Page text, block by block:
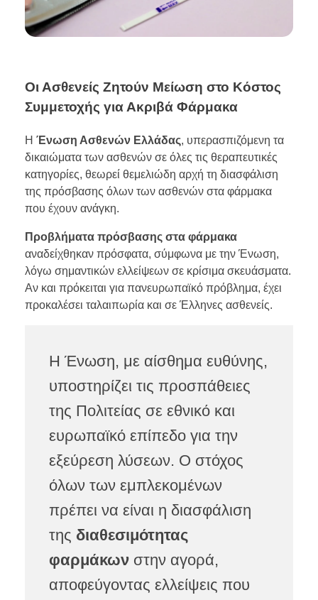
Οι Ασθενείς Ζητούν Μείωση στο Κόστος
Συμμετοχής για Ακριβά Φάρμακα
Η Ένωση Ασθενών Ελλάδας, υπερασπιζόμενη τα
δικαιώματα των ασθενών σε όλες τις θεραπευτικές
κατηγορίες, θεωρεί θεμελιώδη αρχή τη διασφάλιση
της πρόσβασης όλων των ασθενών στα φάρμακα
που έχουν ανάγκη.
Προβλήματα πρόσβασης στα φάρμακα
αναδείχθηκαν πρόσφατα, σύμφωνα με την Ένωση,
λόγω σημαντικών ελλείψεων σε κρίσιμα σκευάσματα.
Αν και πρόκειται για πανευρωπαϊκό πρόβλημα, έχει
προκαλέσει ταλαιπωρία και σε Έλληνες ασθενείς.
Η Ένωση, με αίσθημα ευθύνης,
υποστηρίζει τις προσπάθειες
της Πολιτείας σε εθνικό και
ευρωπαϊκό επίπεδο για την
εξεύρεση λύσεων. Ο στόχος
όλων των εμπλεκομένων
πρέπει να είναι η διασφάλιση
της διαθεσιμότητας
φαρμάκωνστην αγορά,
αποφεύγοντας ελλείψεις που